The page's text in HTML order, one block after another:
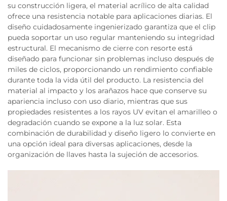
su construcción ligera, el material acrílico de alta calidad
ofrece una resistencia notable para aplicaciones diarias. El
diseño cuidadosamente ingenierizado garantiza que el clip
pueda soportar un uso regular manteniendo su integridad
estructural. El mecanismo de cierre con resorte está
diseñado para funcionar sin problemas incluso después de
miles de ciclos, proporcionando un rendimiento confiable
durante toda la vida útil del producto. La resistencia del
material al impacto y los arañazos hace que conserve su
apariencia incluso con uso diario, mientras que sus
propiedades resistentes a los rayos UV evitan el amarilleo o
degradación cuando se expone a la luz solar. Esta
combinación de durabilidad y diseño ligero lo convierte en
una opción ideal para diversas aplicaciones, desde la
organización de llaves hasta la sujeción de accesorios.